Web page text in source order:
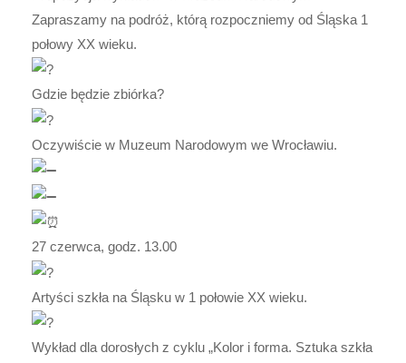
Zapraszamy na podróż, którą rozpoczniemy od Śląska 1
połowy XX wieku.
Gdzie będzie zbiórka?
Oczywiście w Muzeum Narodowym we Wrocławiu.
27 czerwca, godz. 13.00
Artyści szkła na Śląsku w 1 połowie XX wieku.
Wykład dla dorosłych z cyklu „Kolor i forma. Sztuka szkła